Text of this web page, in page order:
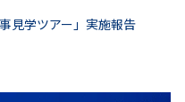
見学ツアー」実施報告